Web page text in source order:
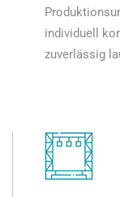
individuell
zuverlässig